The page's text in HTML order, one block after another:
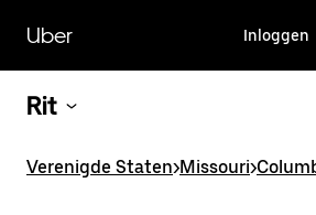
naar
hoofdinhoud
Uber Inloggen
Rit
Verenigde Staten>Missouri>